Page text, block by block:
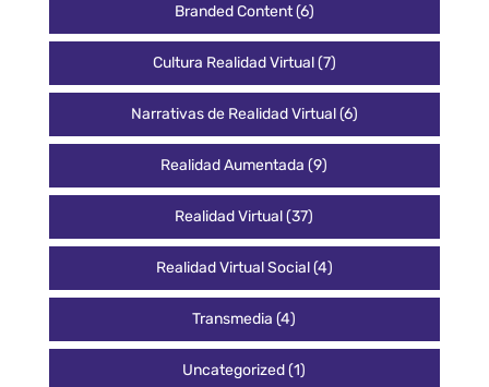
Branded Content(6)
Cultura Realidad Virtual(7)
Narrativas de Realidad Virtual(6)
Realidad Aumentada (9)
Realidad Virtual(37)
Realidad Virtual Social(4)
Transmedia (4)
Uncategorized(1)